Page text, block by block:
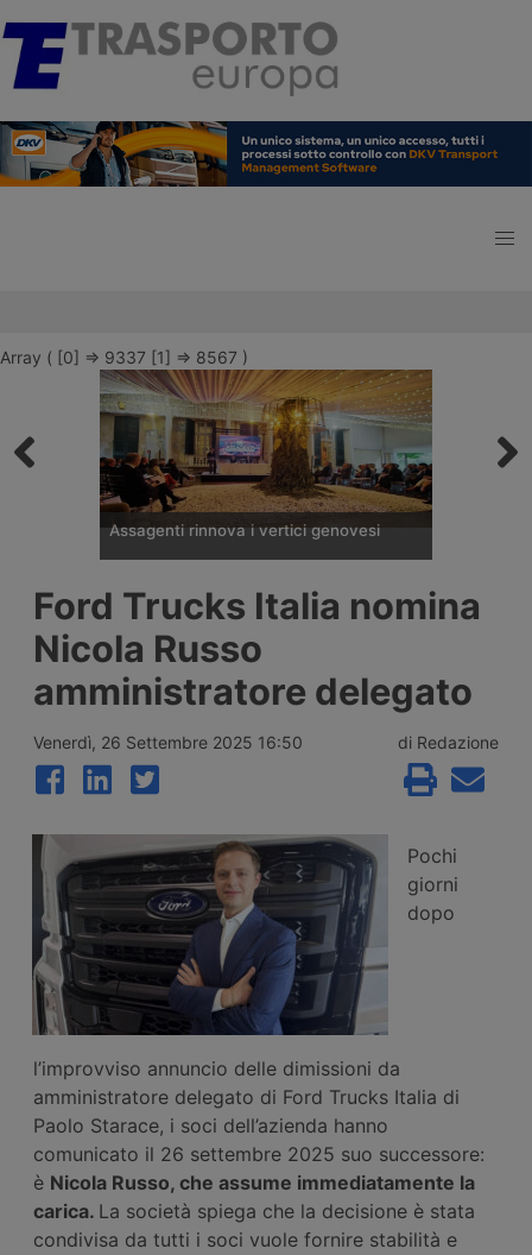
Array ( [0] => 9337 [1] => 8567 )
Assagenti rinnova i vertici genovesi
l’associazione ligure di agenti e mediatori
marittimi guidata dal presidente Gianluca
Croce, rinnova la squadra dirigente
confermando tre vice presidenti,
accogliendo un nuovo ingresso e
assegnando la guida delle tredici
Ford Trucks Italia nomina
Nicola Russo
amministratore delegato
Venerdì, 26 Settembre 2025 16:50 di Redazione
Pochi
giorni
dopo
l’improvviso annuncio delle dimissioni da
amministratore delegato di Ford Trucks Italia di
Paolo Starace, i soci dell’azienda hanno
comunicato il 26 settembre 2025 suo successore:
è Nicola Russo, che assume immediatamente la
carica. La società spiega che la decisione è stata
condivisa da tutti i soci vuole fornire stabilità e